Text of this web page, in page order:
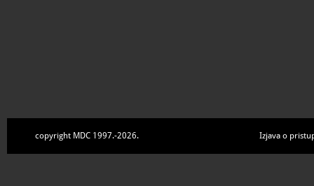
copyright MDC 1997.-2026. Izjava o